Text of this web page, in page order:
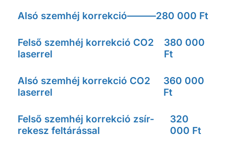
Alsó szemhéj korrekció 280 000 Ft
Felső szemhéj korrekció CO2
laserrel
380 000
Ft
Alsó szemhéj korrekció CO2
laserrel
360 000
Ft
Felső szemhéj korrekció zsír-
rekesz feltárással
320
000 Ft